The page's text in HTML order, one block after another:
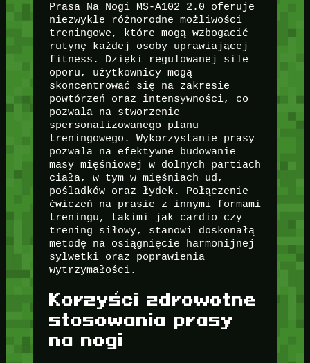
Prasa Na Nogi MS-A102 2.0 oferuje
niezwykle różnorodne możliwości
treningowe, które mogą wzbogacić
rutynę każdej osoby uprawiającej
fitness. Dzięki regulowanej sile
oporu, użytkownicy mogą
skoncentrować się na zakresie
powtórzeń oraz intensywności, co
pozwala na stworzenie
spersonalizowanego planu
treningowego. Wykorzystanie prasy
pozwala na efektywne budowanie
masy mięśniowej w dolnych partiach
ciała, w tym w mięśniach ud,
pośladków oraz łydek. Połączenie
ćwiczeń na prasie z innymi formami
treningu, takimi jak cardio czy
trening siłowy, stanowi doskonałą
metodę na osiągnięcie harmonijnej
sylwetki oraz poprawienia
wytrzymałości.
Korzyści zdrowotne
stosowania prasy
na nogi